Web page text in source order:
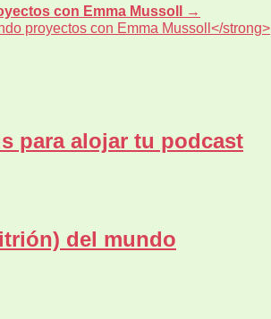
con Emma Mussoll
→
proyectos con Emma Mussoll</strong>
para alojar tu podcast
del mundo